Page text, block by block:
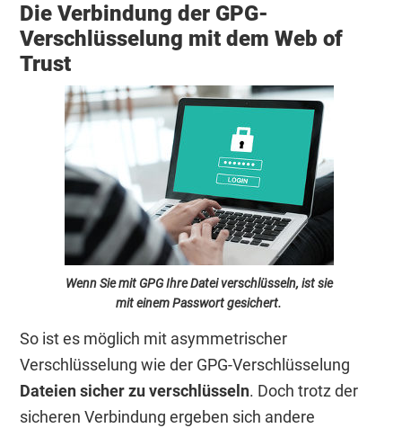
Die Verbindung der GPG-
Verschlüsselung mit dem Web of
Trust
Wenn Sie mit GPG Ihre Datei verschlüsseln, ist sie
mit einem Passwort gesichert.
So ist es möglich mit asymmetrischer
Verschlüsselung wie der GPG-Verschlüsselung
Dateien sicher zu verschlüsseln. Doch trotz der
sicheren Verbindung ergeben sich andere